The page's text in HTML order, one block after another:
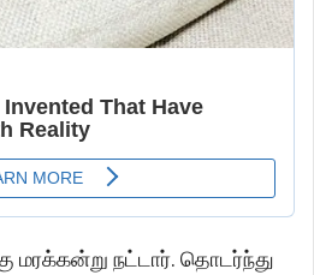
நட்டார். தொடர்ந்து